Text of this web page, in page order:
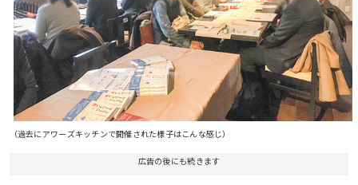
（過去にアワーズキッチンで開催された様子はこんな感じ）
広告の後にも続きます